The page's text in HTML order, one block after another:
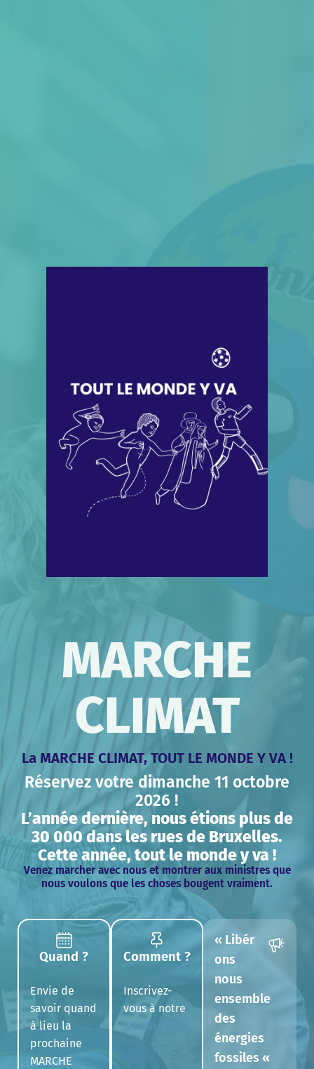
MARCHE
CLIMAT
La MARCHE CLIMAT, TOUT LE MONDE Y VA !
Réservez votre dimanche 11 octobre
2026 !
L’année dernière, nous étions plus de
30 000 dans les rues de Bruxelles.
Cette année, tout le monde y va !
Venez marcher avec nous et montrer aux ministres que
nous voulons que les choses bougent vraiment.
Quand ?
Envie de
savoir quand
à lieu la
prochaine
MARCHE
Comment ?
Inscrivez-
vous à notre
NEWSLETTER
« Libér
ons
nous
ensemble
des
énergies
fossiles «